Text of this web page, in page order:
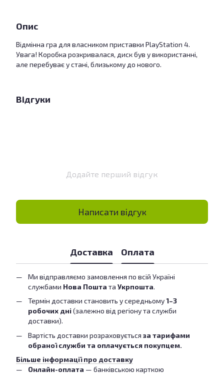
Опис
Відмінна гра для власником приставки PlayStation 4.
Увага! Коробка розкривалася, диск був у використанні,
але перебуває у стані, близькому до нового.
Відгуки
Додайте перший відгук
Написати відгук
Доставка Оплата
Ми відправляємо замовлення по всій Україні
службами Нова Пошта та Укрпошта.
Термін доставки становить у середньому1–3
робочих дні(залежно від регіону та служби
доставки).
Вартість доставки розраховується за тарифами
обраної служби та оплачується покупцем.
Більше інформації про доставку
Онлайн-оплата — банківською карткою